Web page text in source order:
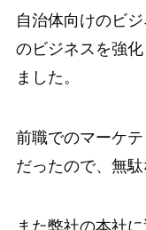
自治体向けのビ
のビジネスを強
ました。
前職でのマーケ
だったので、無